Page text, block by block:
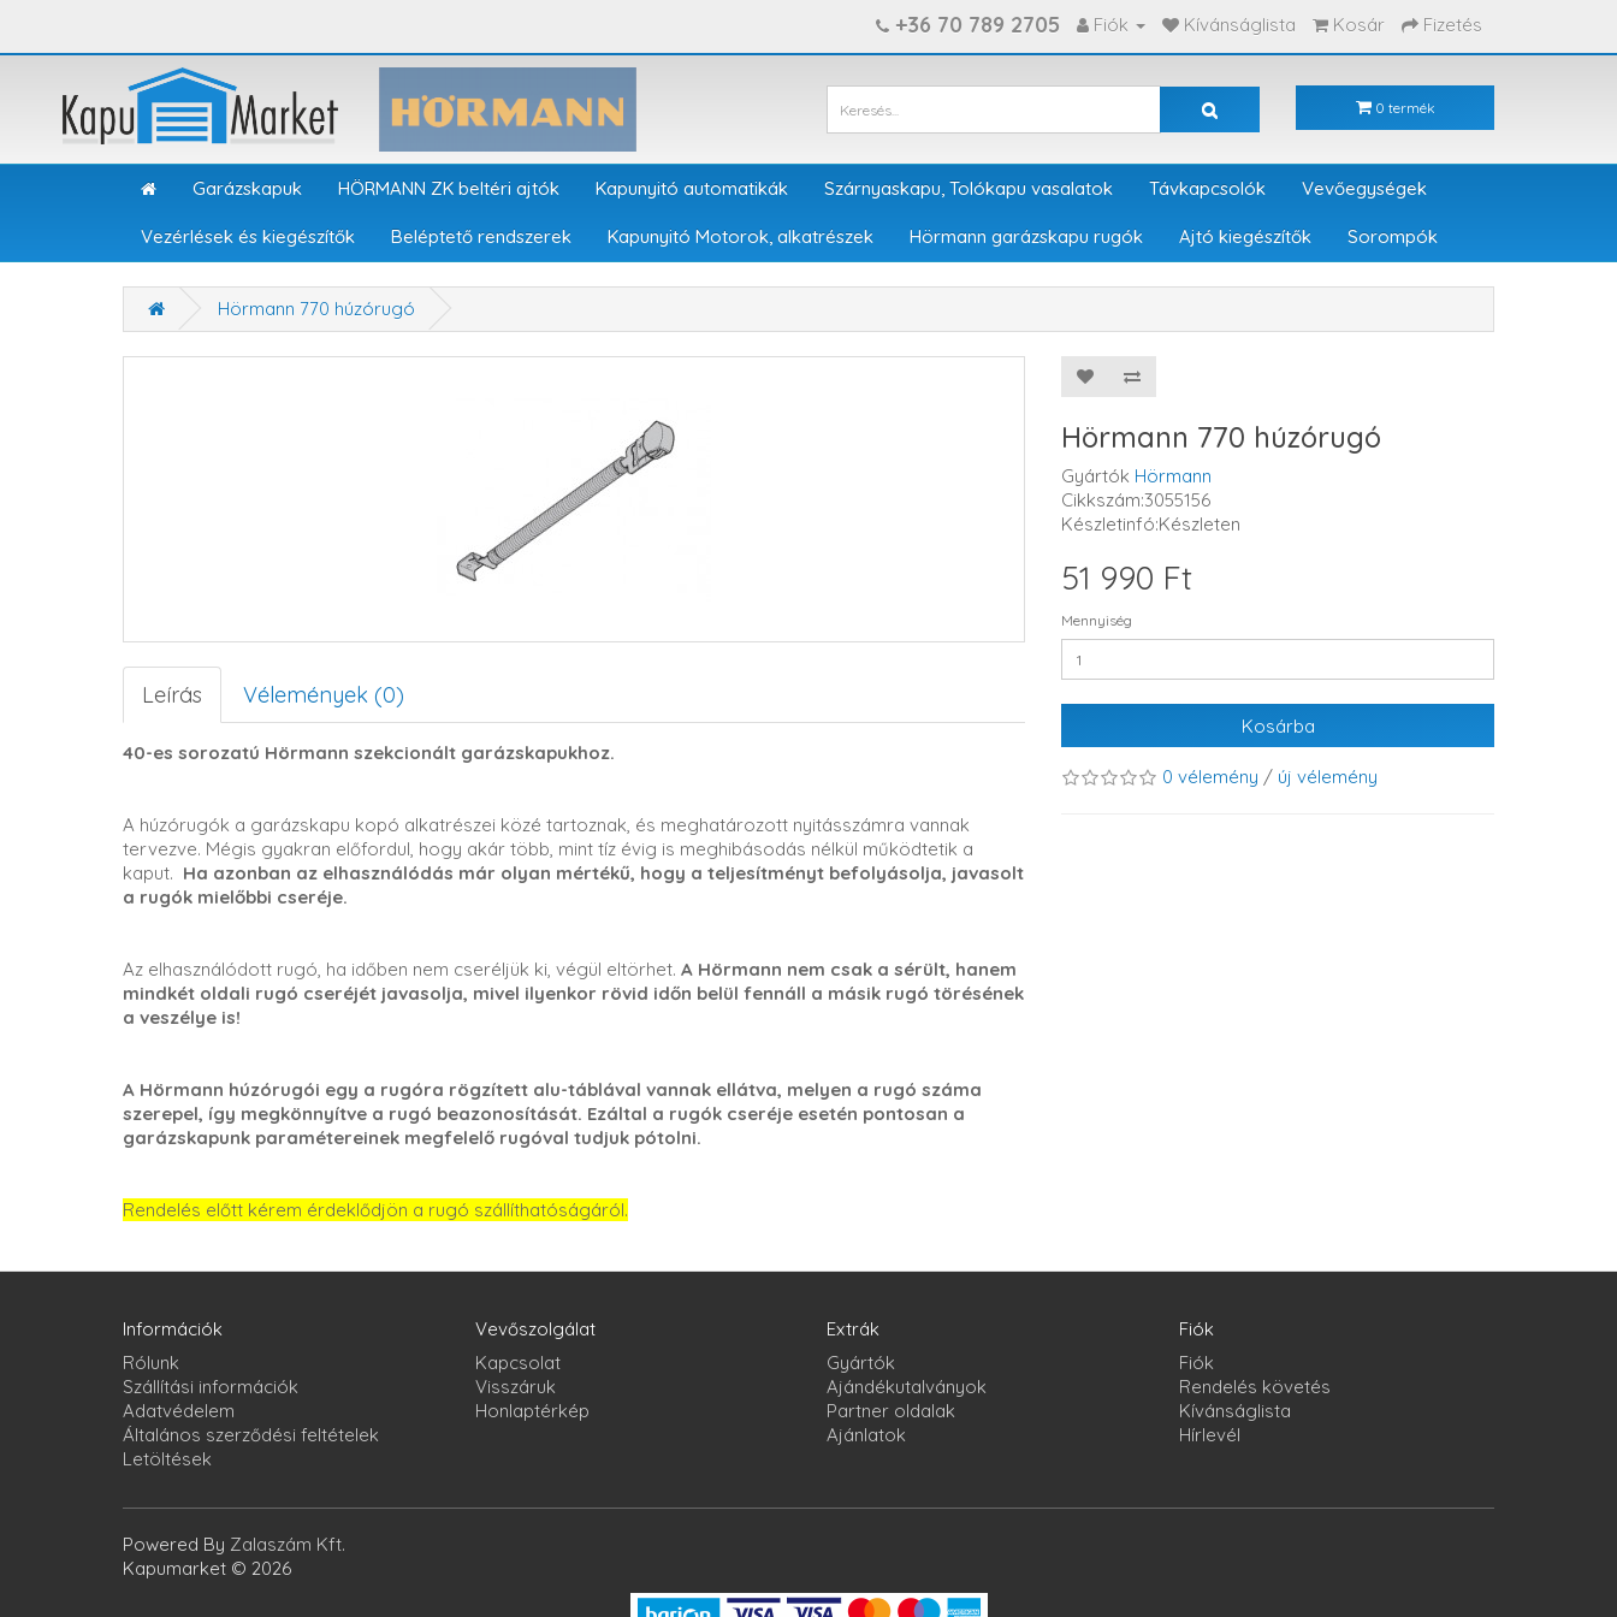
+36 70 789 2705 Fiók Kívánságlista Kosár Fizetés
0 termék
Garázskapuk HÖRMANN ZK beltéri ajtók Kapunyitó automatikák Szárnyaskapu, Tolókapu vasalatok Távkapcsolók Vevőegységek
Vezérlések és kiegészítők Beléptető rendszerek Kapunyitó Motorok, alkatrészek Hörmann garázskapu rugók Ajtó kiegészítők Sorompók
Hörmann 770 húzórugó
Leírás Vélemények (0)
40-es sorozatú Hörmann szekcionált garázskapukhoz.
A húzórugók a garázskapu kopó alkatrészei közé tartoznak, és meghatározott nyitásszámra vannak
tervezve. Mégis gyakran előfordul, hogy akár több, mint tíz évig is meghibásodás nélkül működtetik a
kaput. Ha azonban az elhasználódás már olyan mértékű, hogy a teljesítményt befolyásolja, javasolt
a rugók mielőbbi cseréje.
Az elhasználódott rugó, ha időben nem cseréljük ki, végül eltörhet. A Hörmann nem csak a sérült, hanem
mindkét oldali rugó cseréjét javasolja, mivel ilyenkor rövid időn belül fennáll a másik rugó törésének
a veszélye is!
A Hörmann húzórugói egy a rugóra rögzített alu-táblával vannak ellátva, melyen a rugó száma
szerepel, így megkönnyítve a rugó beazonosítását. Ezáltal a rugók cseréje esetén pontosan a
garázskapunk paramétereinek megfelelő rugóval tudjuk pótolni.
Rendelés előtt kérem érdeklődjön a rugó szállíthatóságáról.
Hörmann 770 húzórugó
Gyártók Hörmann
Cikkszám:3055156
Készletinfó:Készleten
51 990 Ft
Mennyiség
Kosárba
0 vélemény / új vélemény
Információk
Rólunk
Szállítási információk
Adatvédelem
Általános szerződési feltételek
Letöltések
Vevőszolgálat
Kapcsolat
Visszáruk
Honlaptérkép
Extrák
Gyártók
Ajándékutalványok
Partner oldalak
Ajánlatok
Fiók
Fiók
Rendelés követés
Kívánságlista
Hírlevél
Powered By Zalaszám Kft.
Kapumarket © 2026